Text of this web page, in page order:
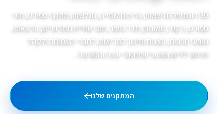
30 דונם של מדשאות, בריכות שחייה, מגלשות, מתקני ספורט, חוגי
ספורט, ג׳קוזי, סאונות, חדר כושר, חוגי שחייה תחרותיים, הרצאות,
מופעי תרבות, הצגות וחינוך לבריאות, לחברי העמותה ולקהל
הרחב ילדים ומבוגרים תושבי יבנה והסביבה...
המתקנים שלנו